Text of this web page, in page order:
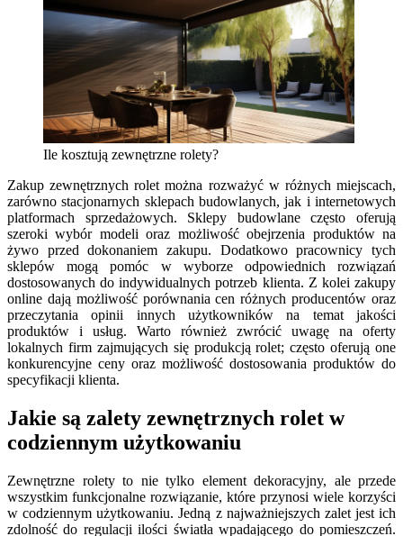
Ile kosztują zewnętrzne rolety?
Zakup zewnętrznych rolet można rozważyć w różnych miejscach,
zarówno stacjonarnych sklepach budowlanych, jak i internetowych
platformach sprzedażowych. Sklepy budowlane często oferują
szeroki wybór modeli oraz możliwość obejrzenia produktów na
żywo przed dokonaniem zakupu. Dodatkowo pracownicy tych
sklepów mogą pomóc w wyborze odpowiednich rozwiązań
dostosowanych do indywidualnych potrzeb klienta. Z kolei zakupy
online dają możliwość porównania cen różnych producentów oraz
przeczytania opinii innych użytkowników na temat jakości
produktów i usług. Warto również zwrócić uwagę na oferty
lokalnych firm zajmujących się produkcją rolet; często oferują one
konkurencyjne ceny oraz możliwość dostosowania produktów do
specyfikacji klienta.
Jakie są zalety zewnętrznych rolet w
codziennym użytkowaniu
Zewnętrzne rolety to nie tylko element dekoracyjny, ale przede
wszystkim funkcjonalne rozwiązanie, które przynosi wiele korzyści
w codziennym użytkowaniu. Jedną z najważniejszych zalet jest ich
zdolność do regulacji ilości światła wpadającego do pomieszczeń.